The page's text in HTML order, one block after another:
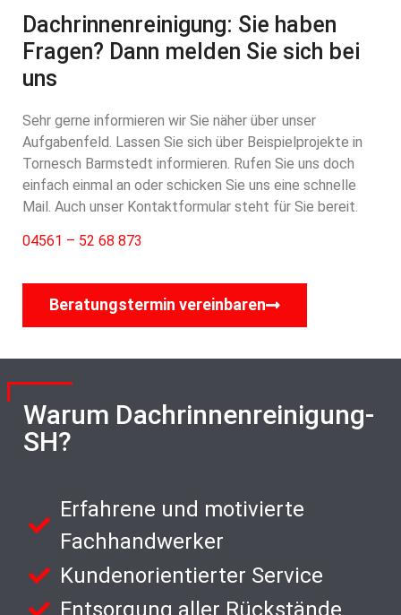
Dachrinnenreinigung: Sie haben
Fragen? Dann melden Sie sich bei
uns
Sehr gerne informieren wir Sie näher über unser
Aufgabenfeld. Lassen Sie sich über Beispielprojekte in
Tornesch Barmstedt informieren. Rufen Sie uns doch
einfach einmal an oder schicken Sie uns eine schnelle
Mail. Auch unser Kontaktformular steht für Sie bereit.
04561 – 52 68 873
Beratungstermin vereinbaren
Warum Dachrinnenreinigung-
SH?
Erfahrene und motivierte
Fachhandwerker
Kundenorientierter Service
Entsorgung aller Rückstände